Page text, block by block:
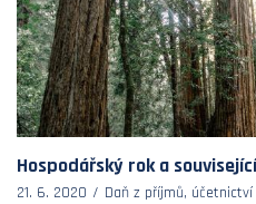
Hospodářský rok a
21. 6. 2020 Daň z příjmů, účetnictví